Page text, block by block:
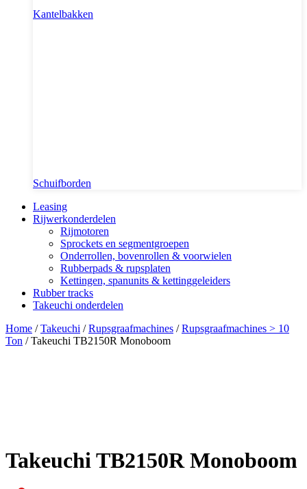
Kantelbakken
Schuifborden
Leasing
Rijwerkonderdelen
Rijmotoren
Sprockets en segmentgroepen
Onderrollen, bovenrollen & voorwielen
Rubberpads & rupsplaten
Kettingen, spanunits & kettinggeleiders
Rubber tracks
Takeuchi onderdelen
Home /Takeuchi /Rupsgraafmachines /Rupsgraafmachines > 10
Ton / Takeuchi TB2150R Monoboom
Takeuchi TB2150R Monoboom